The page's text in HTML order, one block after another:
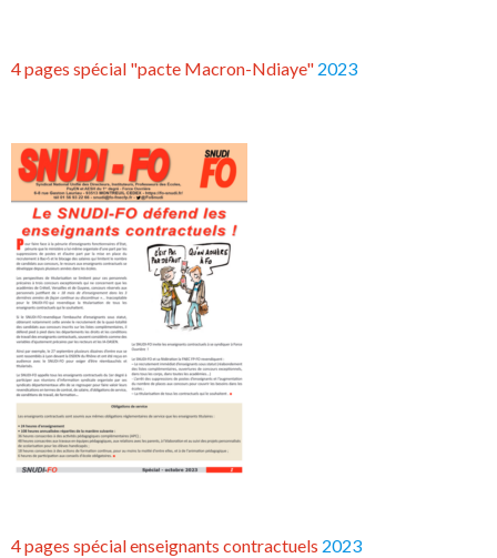
4 pages spécial "pacte Macron-Ndiaye" 2023
4 pages spécial enseignants contractuels 2023